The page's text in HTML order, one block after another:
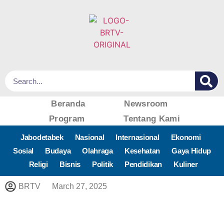
Beranda
Newsroom
Program
Tentang Kami
Jabodetabek Nasional Internasional
Ekonomi
Sosial
Budaya Olahraga Kesehatan
Gaya Hidup
Religi
Bisnis Politik Pendidikan Kuliner
BRTV March 27, 2025